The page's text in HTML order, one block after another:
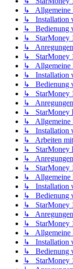
↳ Allgemeine
↳ Installation
↳ Bedienung
↳ StarMoney
↳ Anregungen
↳ StarMoney
↳ Allgemeine
↳ Installation
↳ Bedienung
↳ StarMoney
↳ Anregungen
↳ StarMoney
↳ Allgemeine
↳ Installation
↳ Arbeiten mit
↳ StarMoney
↳ Anregungen
↳ StarMoney
↳ Allgemeine
↳ Installation
↳ Bedienung
↳ StarMoney
↳ Anregungen
↳ StarMoney
↳ Allgemeine
↳ Installation
↳ Bedienung
↳ StarMoney